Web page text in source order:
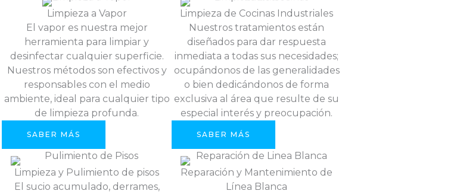
Limpieza a Vapor
El vapor es nuestra mejor
herramienta para limpiar y
desinfectar cualquier superficie.
Nuestros métodos son efectivos y
responsables con el medio
ambiente, ideal para cualquier tipo
de limpieza profunda.
SABER MÁS
Limpieza de Cocinas Industriales
Nuestros tratamientos están
diseñados para dar respuesta
inmediata a todas sus necesidades;
ocupándonos de las generalidades
o bien dedicándonos de forma
exclusiva al área que resulte de su
especial interés y preocupación.
SABER MÁS
Limpieza y Pulimiento de pisos
El sucio acumulado, derrames,
Reparación y Mantenimiento de
Línea Blanca